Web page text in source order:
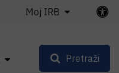
Moj IRB
Pretraži